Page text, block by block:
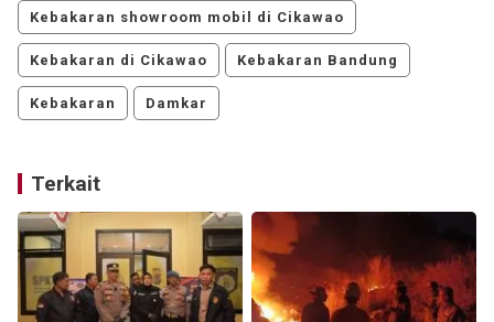
Kebakaran showroom mobil di Cikawao
Kebakaran di Cikawao Kebakaran Bandung
Kebakaran Damkar
Terkait